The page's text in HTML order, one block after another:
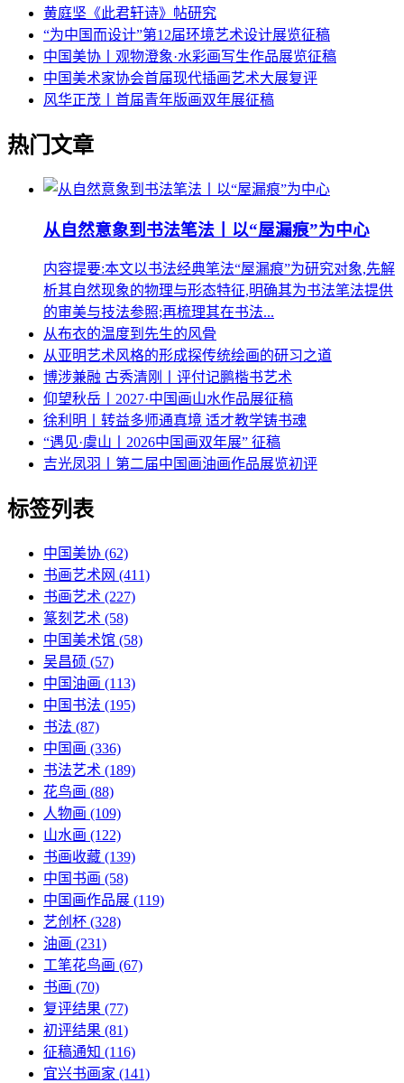
黄庭坚《此君轩诗》帖研究
“为中国而设计”第12届环境艺术设计展览征稿
中国美协丨观物澄象·水彩画写生作品展览征稿
中国美术家协会首届现代插画艺术大展复评
风华正茂丨首届青年版画双年展征稿
热门文章
从自然意象到书法笔法丨以“屋漏痕”为中心
内容提要:本文以书法经典笔法“屋漏痕”为研究对象,先解
析其自然现象的物理与形态特征,明确其为书法笔法提供
的审美与技法参照;再梳理其在书法...
从布衣的温度到先生的风骨
从亚明艺术风格的形成探传统绘画的研习之道
博涉兼融 古秀清刚丨评付记鹏楷书艺术
仰望秋岳丨2027·中国画山水作品展征稿
徐利明丨转益多师通真境 适才教学铸书魂
“遇见·虞山丨2026中国画双年展” 征稿
吉光凤羽丨第二届中国画油画作品展览初评
标签列表
中国美协 (62)
书画艺术网 (411)
书画艺术 (227)
篆刻艺术 (58)
中国美术馆 (58)
吴昌硕 (57)
中国油画 (113)
中国书法 (195)
书法 (87)
中国画 (336)
书法艺术 (189)
花鸟画 (88)
人物画 (109)
山水画 (122)
书画收藏 (139)
中国书画 (58)
中国画作品展 (119)
艺创杯 (328)
油画 (231)
工笔花鸟画 (67)
书画 (70)
复评结果 (77)
初评结果 (81)
征稿通知 (116)
宜兴书画家 (141)